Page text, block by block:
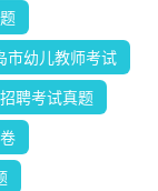
市幼儿教师考试
聘考试真题